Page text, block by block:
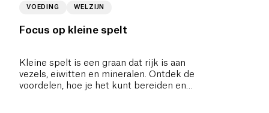
VOEDING WELZIJN
Focus op kleine spelt
Kleine spelt is een graan dat rijk is aan
vezels, eiwitten en mineralen. Ontdek de
voordelen, hoe je het kunt bereiden en